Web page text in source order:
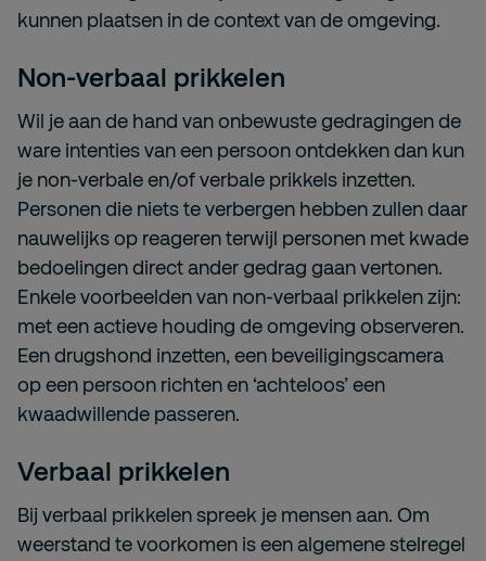
kunnen plaatsen in de context van de omgeving.
Non-verbaal prikkelen
Wil je aan de hand van onbewuste gedragingen de
ware intenties van een persoon ontdekken dan kun
je non-verbale en/of verbale prikkels inzetten.
Personen die niets te verbergen hebben zullen daar
nauwelijks op reageren terwijl personen met kwade
bedoelingen direct ander gedrag gaan vertonen.
Enkele voorbeelden van non-verbaal prikkelen zijn:
met een actieve houding de omgeving observeren.
Een drugshond inzetten, een beveiligingscamera
op een persoon richten en ‘achteloos’ een
kwaadwillende passeren.
Verbaal prikkelen
Bij verbaal prikkelen spreek je mensen aan. Om
weerstand te voorkomen is een algemene stelregel